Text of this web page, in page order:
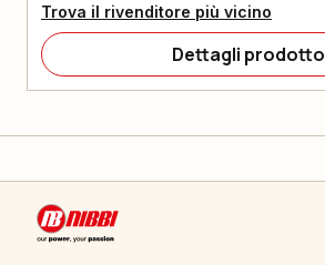
Trova il rivenditore più vicino
Dettagli prodotto